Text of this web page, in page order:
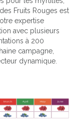
Fruits Rouges est
expertise
avec plusieurs
à 200
campagne,
dynamique.